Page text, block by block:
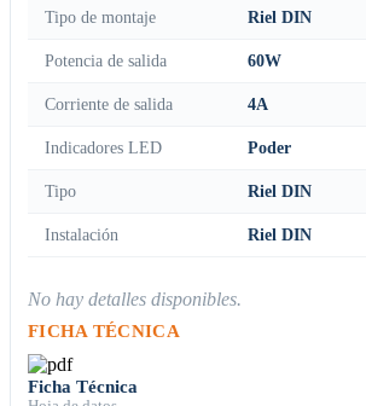
Tipo de montaje Riel DIN
Potencia de salida 60W
Corriente de salida 4A
Indicadores LED Poder
Tipo Riel DIN
Instalación Riel DIN
No hay detalles disponibles.
FICHA TÉCNICA
Ficha Técnica